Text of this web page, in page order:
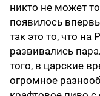
никто не может
появилось
так это то, что
развивались
того, в царские
огромное